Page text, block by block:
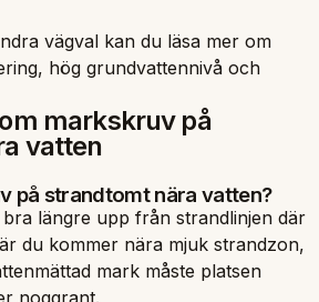
vägval kan du läsa mer om
, hög grundvattennivå och
markskruv på
vatten
på strandtomt nära vatten?
längre upp från strandlinjen där
du kommer nära mjuk strandzon,
mark måste platsen
noggrant.